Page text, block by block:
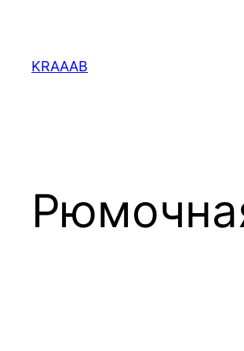
содержимому
KRAAAB